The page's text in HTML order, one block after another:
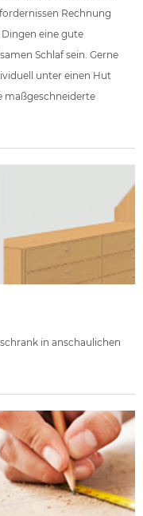
Rechnung
eine gute
Schlaf sein. Gerne
unter einen Hut
maßgeschneiderte
in anschaulichen